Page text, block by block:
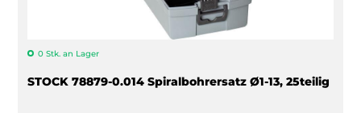
0 Stk. an Lager
STOCK 78879-0.014 Spiralbohrersatz Ø1-13, 25teilig